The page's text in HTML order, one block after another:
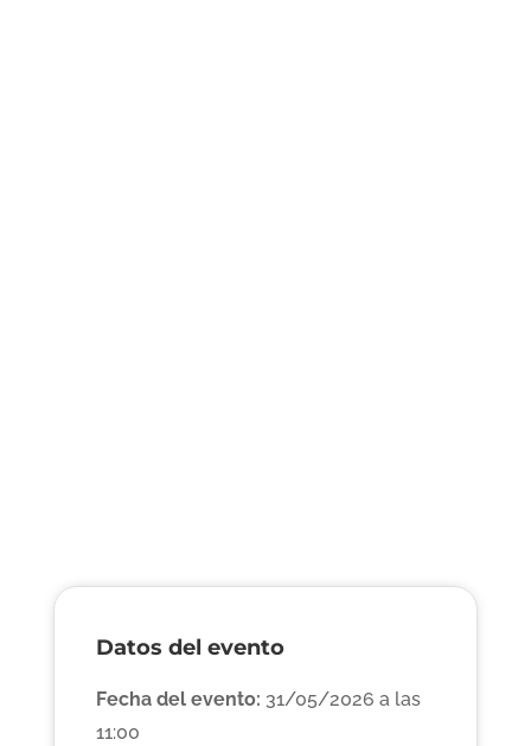
Datos del evento
Fecha del evento: 31/05/2026 a las
11:00